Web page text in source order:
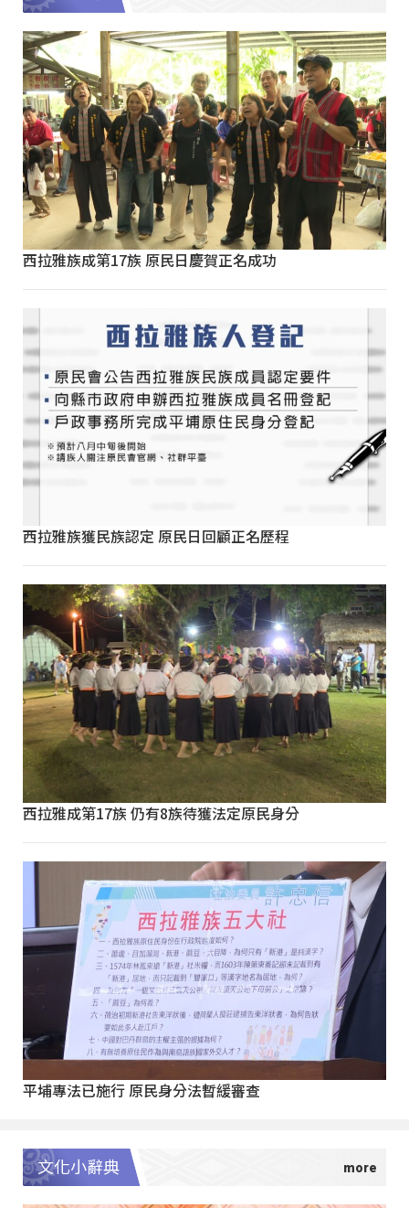
西拉雅族成第17族 原民日慶賀正名成功
西拉雅族獲民族認定 原民日回顧正名歷程
西拉雅成第17族 仍有8族待獲法定原民身分
平埔專法已施行 原民身分法暫緩審查
文化小辭典